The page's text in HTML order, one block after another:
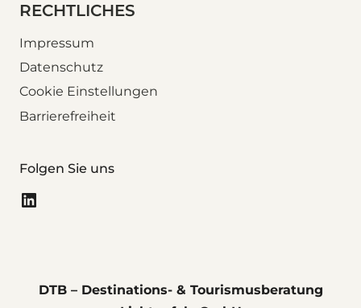
RECHTLICHES
Impressum
Datenschutz
Cookie Einstellungen
Barrierefreiheit
Folgen Sie uns
LinkedIn
DTB – Destinations- & Tourismusberatung